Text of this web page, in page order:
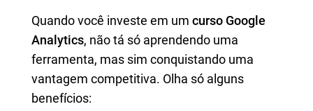
Quando você investe em um curso Google
Analytics, não tá só aprendendo uma
ferramenta, mas sim conquistando uma
vantagem competitiva. Olha só alguns
benefícios: